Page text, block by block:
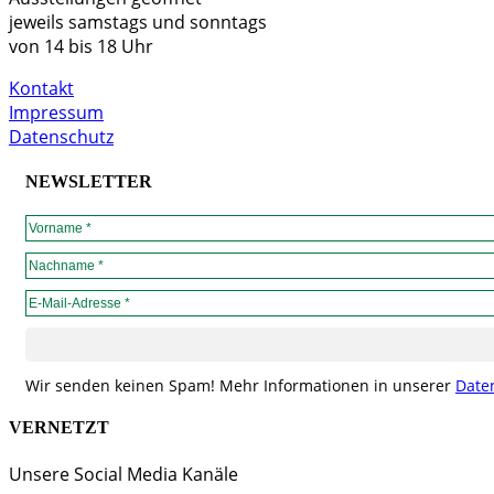
jeweils samstags und sonntags
von 14 bis 18 Uhr
Kontakt
Impressum
Datenschutz
NEWSLETTER
Wir senden keinen Spam! Mehr Informationen in unserer
VERNETZT
Unsere Social Media Kanäle